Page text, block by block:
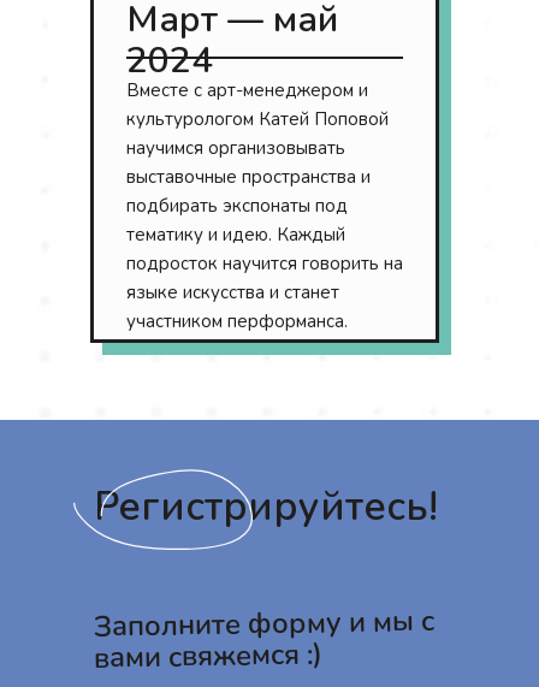
Вместе с арт-менеджером и
культурологом Катей Поповой
научимся организовывать
выставочные пространства и
подбирать экспонаты под
тематику и идею. Каждый
подросток научится говорить на
языке искусства и станет
участником перформанса.
Март — май
2024
Регистрируйтесь!
Заполните форму и мы с
вами свяжемся :)
Контакты
Остались вопросы?
+7 (950) 004-26-28
190000, г. Санкт-Петербург,
ул. Маяковского, д. 42, литера
А, пом. 9-Н.
centr.yomyom@gmail.com
VK Мессенджер